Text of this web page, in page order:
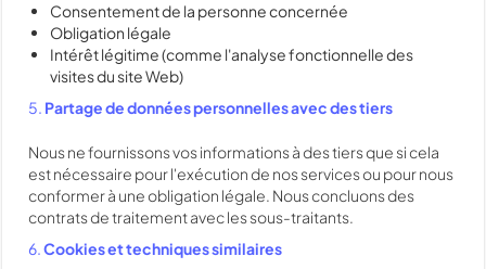
Consentement de la personne concernée
Obligation légale
Intérêt légitime (comme l'analyse fonctionnelle des
visites du site Web)
5. Partage de données personnelles avec des tiers
Nous ne fournissons vos informations à des tiers que si cela
est nécessaire pour l'exécution de nos services ou pour nous
conformer à une obligation légale. Nous concluons des
contrats de traitement avec les sous-traitants.
6.Cookies et techniques similaires